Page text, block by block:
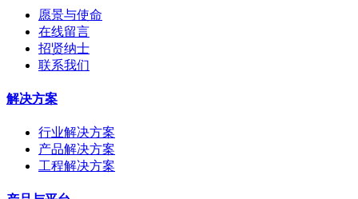
愿景与使命
在线留言
招贤纳士
联系我们
解决方案
行业解决方案
产品解决方案
工程解决方案